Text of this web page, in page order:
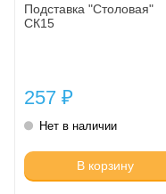
Подставка "Столовая"
СК15
257 ₽
Нет в наличии
В корзину